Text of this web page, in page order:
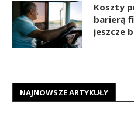
Koszty
barierą
jeszcze
NAJNOWSZE ARTYKUŁY